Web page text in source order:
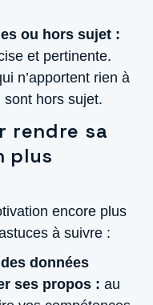
ou hors sujet :
et pertinente.
n’apportent rien à
hors sujet.
rendre sa
plus
encore plus
à suivre :
données
ses propos : au